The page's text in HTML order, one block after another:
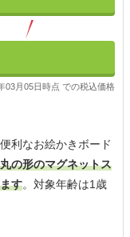
03月05日時点 での税込価格
利なお絵かきボード
の形のマグネットス
す。対象年齢は1歳